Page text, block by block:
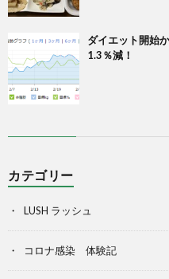
ダイエット開始
1.3％減！
カテゴリー
LUSH ラッシュ
コロナ感染 体験記